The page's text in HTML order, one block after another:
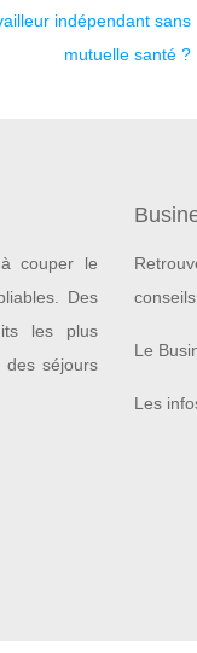
indépendant sans
mutuelle santé ?
couper le
Des
les plus
des séjours
Le
Les